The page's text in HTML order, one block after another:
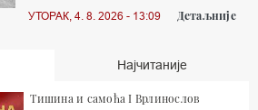
УТОРАК, 4. 8. 2026 - 13:09 Детаљније
Најчитаније
Тишина и самоћа I Врлинослов